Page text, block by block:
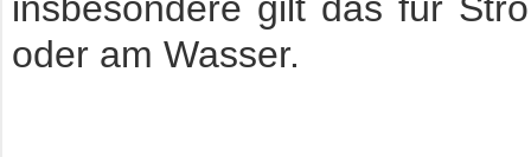
insbesondere gilt das für
oder am Wasser.